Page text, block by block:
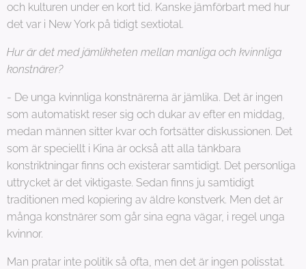
och kulturen under en kort tid. Kanske jämförbart med hur
det var i New York på tidigt sextiotal.
Hur är det med jämlikheten mellan manliga och kvinnliga
konstnärer?
- De unga kvinnliga konstnärerna är jämlika. Det är ingen
som automatiskt reser sig och dukar av efter en middag,
medan männen sitter kvar och fortsätter diskussionen. Det
som är speciellt i Kina är också att alla tänkbara
konstriktningar finns och existerar samtidigt. Det personliga
uttrycket är det viktigaste. Sedan finns ju samtidigt
traditionen med kopiering av äldre konstverk. Men det är
många konstnärer som går sina egna vägar, i regel unga
kvinnor.
Man pratar inte politik så ofta, men det är ingen polisstat.